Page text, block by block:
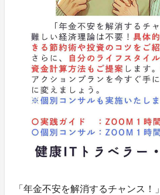
「年金不安を解消するチャンス！」